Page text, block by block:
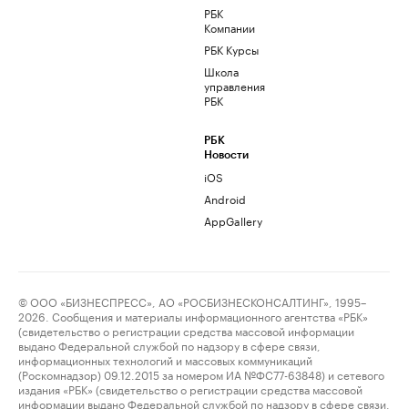
РБК
Компании
РБК Курсы
Школа
управления
РБК
РБК
Новости
iOS
Android
AppGallery
© ООО «БИЗНЕСПРЕСС», АО «РОСБИЗНЕСКОНСАЛТИНГ», 1995–
2026. Сообщения и материалы информационного агентства «РБК»
(свидетельство о регистрации средства массовой информации
выдано Федеральной службой по надзору в сфере связи,
информационных технологий и массовых коммуникаций
(Роскомнадзор) 09.12.2015 за номером ИА №ФС77-63848) и сетевого
издания «РБК» (свидетельство о регистрации средства массовой
информации выдано Федеральной службой по надзору в сфере связи,